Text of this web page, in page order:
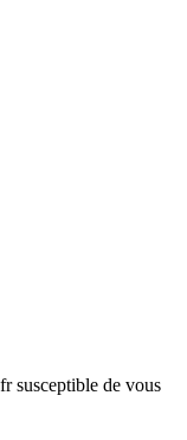
susceptible de vous